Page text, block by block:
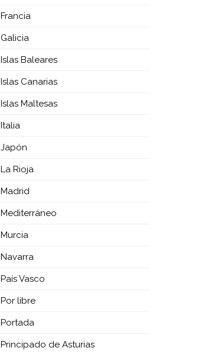
Francia
Galicia
Islas Baleares
Islas Canarias
Islas Maltesas
Italia
Japón
La Rioja
Madrid
Mediterráneo
Murcia
Navarra
País Vasco
Por libre
Portada
Principado de Asturias